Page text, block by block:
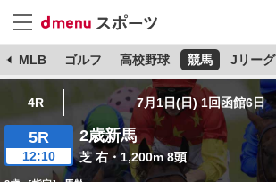
MLB ゴルフ 高校野球 競馬 Jリーグ
4R 7月1日(日) 1回函館6日
5R
12:10
2歳新馬
芝 右・1,200m 8頭